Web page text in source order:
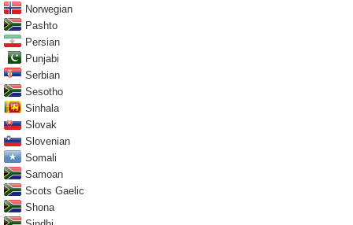
Norwegian
Pashto
Persian
Punjabi
Serbian
Sesotho
Sinhala
Slovak
Slovenian
Somali
Samoan
Scots Gaelic
Shona